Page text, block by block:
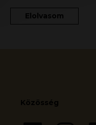
Elolvasom
Közösség